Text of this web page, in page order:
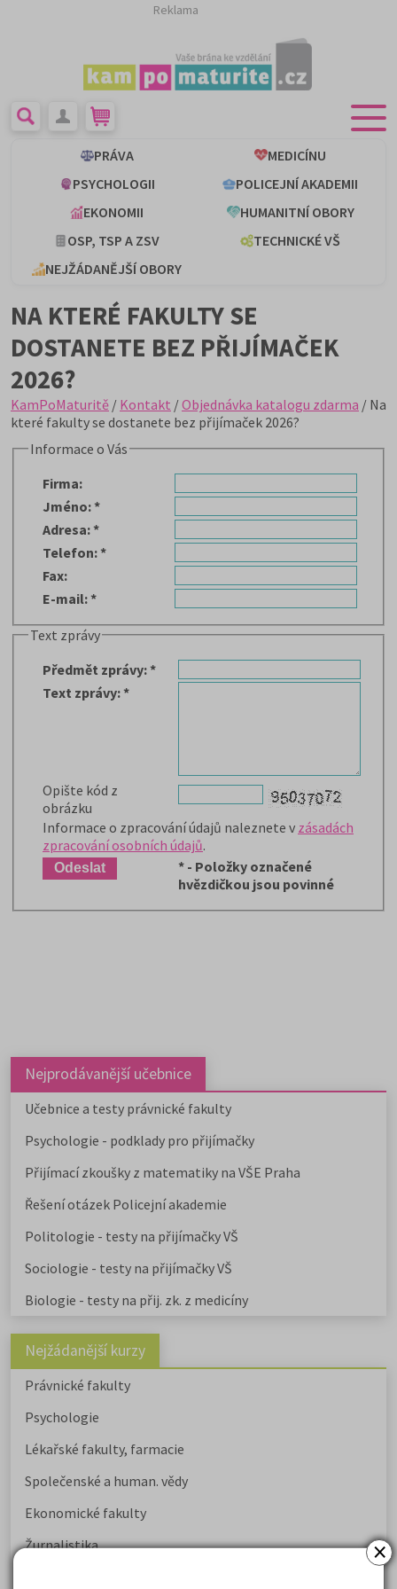
×
Reklama
PRÁVA
MEDICÍNU
PSYCHOLOGII
POLICEJNÍ AKADEMII
EKONOMII
HUMANITNÍ OBORY
OSP, TSP A ZSV
TECHNICKÉ VŠ
NEJŽÁDANĚJŠÍ OBORY
NA KTERÉ FAKULTY SE
DOSTANETE BEZ PŘIJÍMAČEK
2026?
KamPoMaturitě / Kontakt /Objednávka katalogu zdarma / Na
které fakulty se dostanete bez přijímaček 2026?
Informace o Vás
Firma:
Jméno:*
Adresa:*
Telefon:*
Fax:
E-mail:*
Text zprávy
Předmět zprávy:*
Text zprávy:*
Opište kód z
obrázku
Informace o zpracování údajů naleznete v zásadách
zpracování osobních údajů.
* - Položky označené
hvězdičkou jsou povinné
Nejprodávanější učebnice
Učebnice a testy právnické fakulty
Psychologie - podklady pro přijímačky
Přijímací zkoušky z matematiky na VŠE Praha
Řešení otázek Policejní akademie
Politologie - testy na přijímačky VŠ
Sociologie - testy na přijímačky VŠ
Biologie - testy na přij. zk. z medicíny
Nejžádanější kurzy
Právnické fakulty
Psychologie
Lékařské fakulty, farmacie
Společenské a human. vědy
Ekonomické fakulty
Žurnalistika